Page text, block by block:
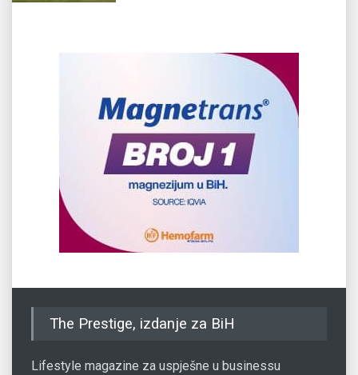
The Prestige, izdanje za BiH
Lifestyle magazine za uspješne u businessu